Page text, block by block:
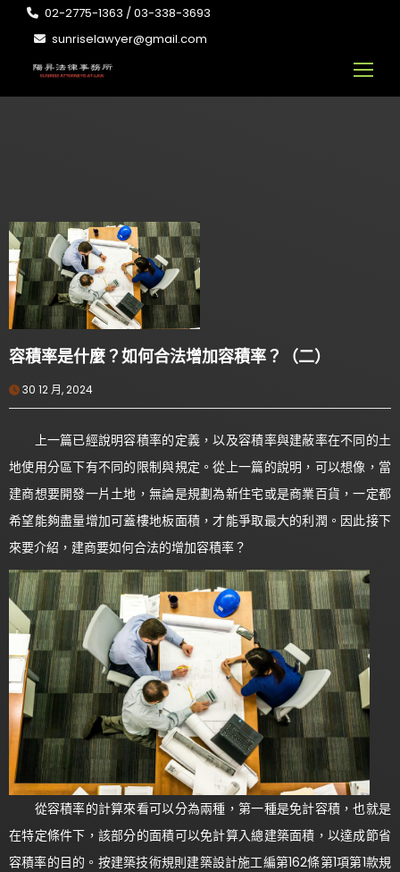
02-2775-1363 / 03-338-3693
sunriselawyer@gmail.com
容積率是什麼？如何合法增加容積率？（二）
30 12 月, 2024
上一篇已經說明容積率的定義，以及容積率與建蔽率在不同的土
地使用分區下有不同的限制與規定。從上一篇的說明，可以想像，當
建商想要開發一片土地，無論是規劃為新住宅或是商業百貨，一定都
希望能夠盡量增加可蓋樓地板面積，才能爭取最大的利潤。因此接下
來要介紹，建商要如何合法的增加容積率？
從容積率的計算來看可以分為兩種，第一種是免計容積，也就是
在特定條件下，該部分的面積可以免計算入總建築面積，以達成節省
容積率的目的。按建築技術規則建築設計施工編第162條第1項第1款規